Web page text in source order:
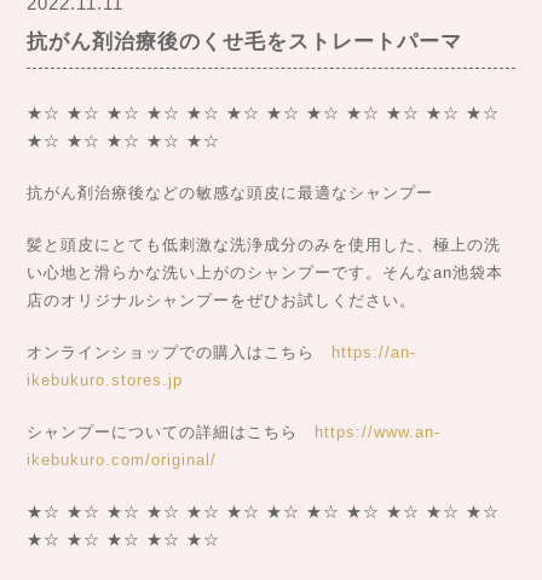
抗がん剤治療後のくせ毛をストレートパーマ
★☆ ★☆ ★☆ ★☆ ★☆ ★☆ ★☆ ★☆ ★☆ ★☆ ★☆ ★☆
★☆ ★☆ ★☆ ★☆ ★☆
抗がん剤治療後などの敏感な頭皮に最適なシャンプー
髪と頭皮にとても低刺激な洗浄成分のみを使用した、極上の洗
い心地と滑らかな洗い上がのシャンプーです。そんなan池袋本
店のオリジナルシャンプーをぜひお試しください。
オンラインショップでの購入はこちら https://an-
ikebukuro.stores.jp
シャンプーについての詳細はこちら https://www.an-
ikebukuro.com/original/
★☆ ★☆ ★☆ ★☆ ★☆ ★☆ ★☆ ★☆ ★☆ ★☆ ★☆ ★☆
★☆ ★☆ ★☆ ★☆ ★☆